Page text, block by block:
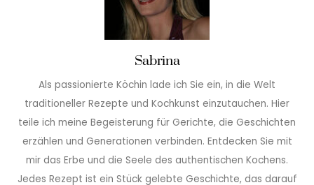
Sabrina
Als passionierte Köchin lade ich Sie ein, in die Welt
traditioneller Rezepte und Kochkunst einzutauchen. Hier
teile ich meine Begeisterung für Gerichte, die Geschichten
erzählen und Generationen verbinden. Entdecken Sie mit
mir das Erbe und die Seele des authentischen Kochens.
Jedes Rezept ist ein Stück gelebte Geschichte, das darauf